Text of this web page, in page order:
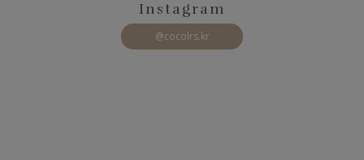
Instagram
@cocolrs.kr